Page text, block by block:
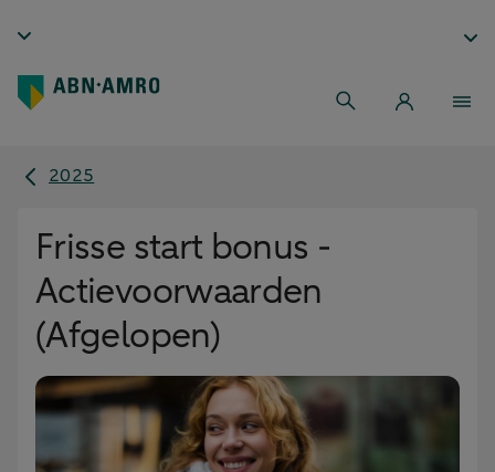
2025
Frisse start bonus -
Actievoorwaarden
(Afgelopen)